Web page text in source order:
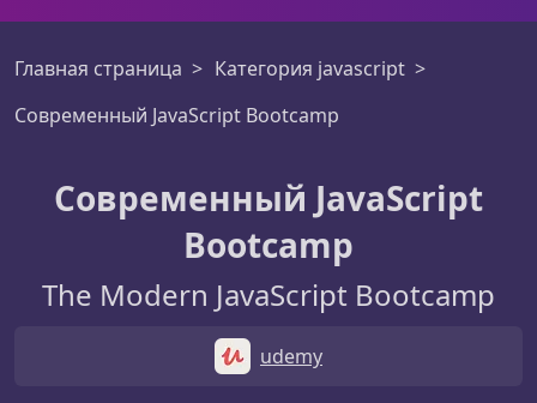
Главная страница
Категория javascript
Современный JavaScript Bootcamp
Современный JavaScript
Bootcamp
The Modern JavaScript Bootcamp
udemy